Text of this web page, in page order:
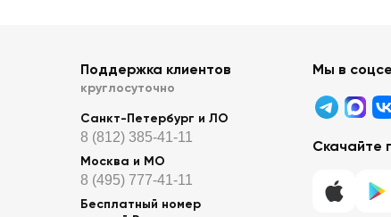
Поддержка клиентов
круглосуточно
Санкт-Петербург и ЛО
8 (812) 385-41-11
Москва и МО
8 (495) 777-41-11
Бесплатный номер
Мы в
Скачайте